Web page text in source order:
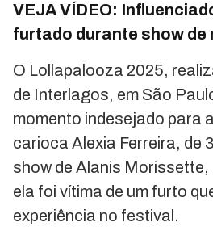
VEJA VÍDEO:
furtado durante show de
O Lollapalooza 2025,
de Interlagos, em São
momento indesejado para
carioca Alexia Ferreira, de
show de Alanis
ela foi vítima de um furto
experiência no festival.